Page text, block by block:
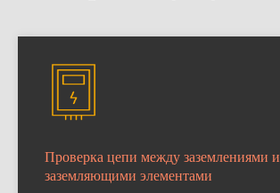
Проверка цепи между заземлениями и
заземляющими элементами